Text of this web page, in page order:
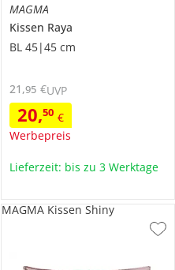
MAGMA
Kissen Raya
BL 45|45 cm
20,50 €
Werbepreis
21 ,95 €UVP
Lieferzeit: bis zu 3 Werktage
MAGMA Kissen Shiny